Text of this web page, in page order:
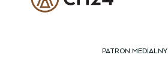
PATRON MEDIALNY